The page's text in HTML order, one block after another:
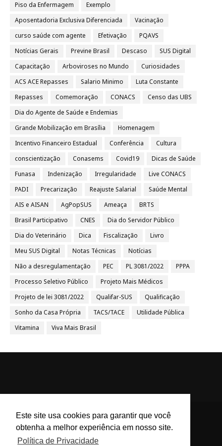
Este site usa cookies para garantir que você
obtenha a melhor experiência em nosso site.
Política de Privacidade
Piso da Enfermagem
Exemplo
Aposentadoria Exclusiva Diferenciada
Vacinação
curso saúde com agente
Efetivação
PQAVS
Notícias Gerais
Previne Brasil Descaso
SUS Digital
Capacitação
Arboviroses no Mundo
Curiosidades
ACS ACE Repasses
Salario Minimo
Luta Constante
Repasses
Comemoração CONACS
Censo das UBS
Dia do Agente de Saúde e Endemias
Grande Mobilização em Brasília
Homenagem
Incentivo Financeiro Estadual
Conferência
Cultura
conscientização
Conasems Covid19
Dicas de Saúde
Funasa
Indenização Irregularidade
Live CONACS
PADI
Precarização Reajuste Salarial
Saúde Mental
AIS e AISAN
AgPopSUS Ameaça
BRTS
Brasil Participativo
CNES
Dia do Servidor Público
Dia do Veterinário
Dica Fiscalização
Livro
Meu SUS Digital
Notas Técnicas
Notícias
Não a desregulamentação
PEC PL 3081/2022
PPPA
Processo Seletivo Público
Projeto Mais Médicos
Projeto de lei 3081/2022
Qualifar-SUS
Qualificação
Sonho da Casa Própria
TACS/TACE
Utilidade Pública
Vitamina
Viva Mais Brasil
ACS e ACE Brasil - Agentes